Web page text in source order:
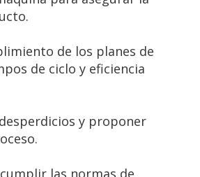
de los planes de
de ciclo y eficiencia
y proponer
las normas de